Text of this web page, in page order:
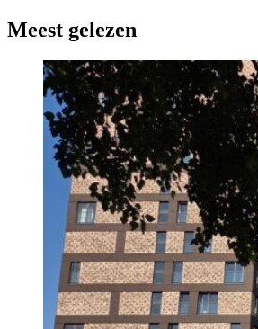
Meest gelezen